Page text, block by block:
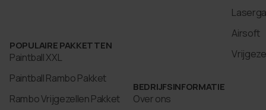
Airsoft
POPULAIRE PAKKETTEN
Paintball XXL
Paintball Rambo Pakket
Rambo Vrijgezellen Pakket
BEDRIJFSINFORMATIE
Over ons